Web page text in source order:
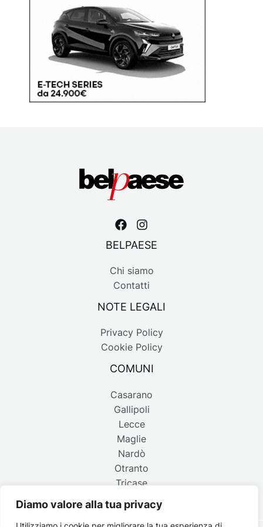
Diamo valore alla tua privacy
BELPAESE
Chi siamo
Contatti
NOTE LEGALI
Privacy Policy
Cookie Policy
COMUNI
Casarano
Gallipoli
Lecce
Maglie
Nardò
Otranto
Tricase